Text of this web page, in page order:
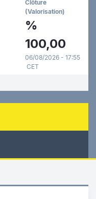
Clôture
(Valorisation)
%
100,00
06/08/2026 - 17:55
CET